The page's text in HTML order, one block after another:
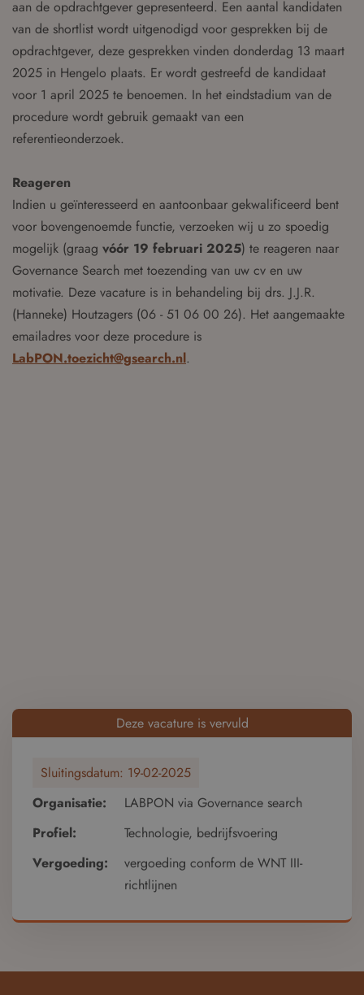
aan de opdrachtgever gepresenteerd. Een aantal kandidaten
van de shortlist wordt uitgenodigd voor gesprekken bij de
opdrachtgever, deze gesprekken vinden donderdag 13 maart
2025 in Hengelo plaats. Er wordt gestreefd de kandidaat
voor 1 april 2025 te benoemen. In het eindstadium van de
procedure wordt gebruik gemaakt van een
referentieonderzoek.
Reageren
Indien u geïnteresseerd en aantoonbaar gekwalificeerd bent
voor bovengenoemde functie, verzoeken wij u zo spoedig
mogelijk (graag vóór 19 februari 2025) te reageren naar
Governance Search met toezending van uw cv en uw
motivatie. Deze vacature is in behandeling bij drs. J.J.R.
(Hanneke) Houtzagers (06 - 51 06 00 26). Het aangemaakte
emailadres voor deze procedure is
LabPON.toezicht@gsearch.nl.
Deze vacature is vervuld
Sluitingsdatum: 19-02-2025
Organisatie:
LABPON via Governance search
Profiel:
Technologie, bedrijfsvoering
Vergoeding:
vergoeding conform de WNT III-
richtlijnen